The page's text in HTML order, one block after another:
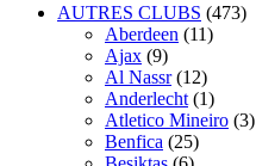
AUTRES CLUBS (473)
Aberdeen (11)
Ajax (9)
Al Nassr (12)
Anderlecht (1)
Atletico Mineiro (3)
Benfica (25)